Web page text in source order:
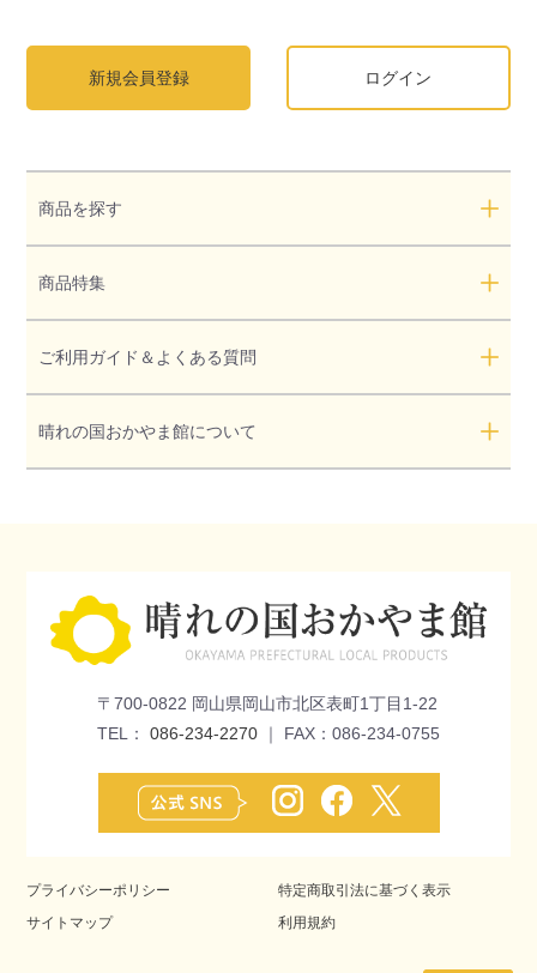
新規会員登録 ログイン
商品を探す
商品特集
ご利用ガイド＆よくある質問
晴れの国おかやま館について
〒700-0822 岡山県岡山市北区表町1丁目1-22
TEL： 086-234-2270 ｜ FAX：086-234-0755
プライバシーポリシー
特定商取引法に基づく表示
サイトマップ
利用規約